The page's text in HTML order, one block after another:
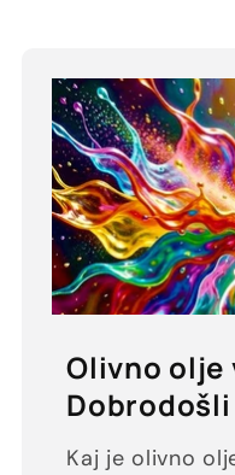
Olivno olje
Kaj je olivno